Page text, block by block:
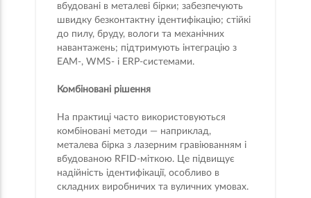
вбудовані в металеві бірки; забезпечують
швидку безконтактну ідентифікацію; стійкі
до пилу, бруду, вологи та механічних
навантажень; підтримують інтеграцію з
EAM-, WMS- і ERP-системами.
Комбіновані рішення
На практиці часто використовуються
комбіновані методи — наприклад,
металева бірка з лазерним гравіюванням і
вбудованою RFID-міткою. Це підвищує
надійність ідентифікації, особливо в
складних виробничих та вуличних умовах.